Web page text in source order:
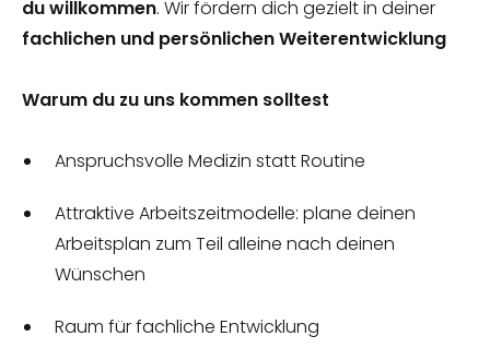
du willkommen. Wir fördern dich gezielt in deiner
fachlichen und persönlichen Weiterentwicklung
Warum du zu uns kommen solltest
Anspruchsvolle Medizin statt Routine
Attraktive Arbeitszeitmodelle: plane deinen
Arbeitsplan zum Teil alleine nach deinen
Wünschen
Raum für fachliche Entwicklung